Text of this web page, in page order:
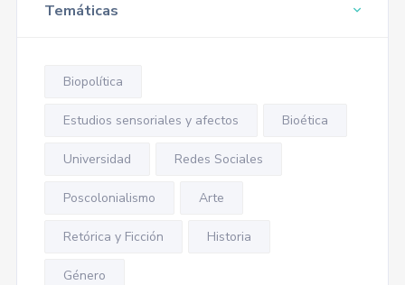
Temáticas
Biopolítica
Estudios sensoriales y afectos Bioética
Universidad Redes Sociales
Poscolonialismo Arte
Retórica y Ficción Historia
Género